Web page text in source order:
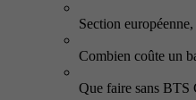
Section
Combien coûte un
Que faire sans BTS